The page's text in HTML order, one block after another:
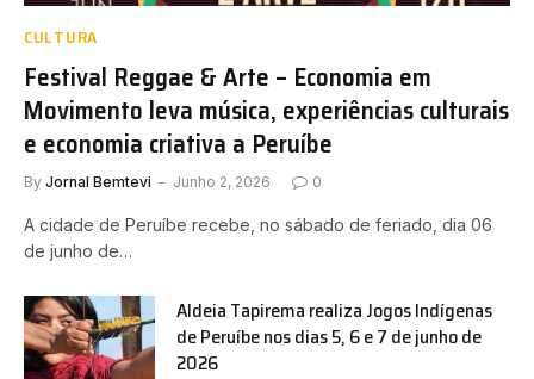
CULTURA
Festival Reggae & Arte – Economia em
Movimento leva música, experiências culturais
e economia criativa a Peruíbe
By Jornal Bemtevi Junho 2, 2026 0
A cidade de Peruíbe recebe, no sábado de feriado, dia 06
de junho de…
Aldeia Tapirema realiza Jogos Indígenas
de Peruíbe nos dias 5, 6 e 7 de junho de
2026